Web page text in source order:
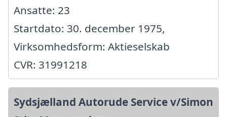
Ansatte: 23
Startdato: 30. december 1975,
Virksomhedsform: Aktieselskab
CVR: 31991218
Sydsjælland Autorude Service v/Simon